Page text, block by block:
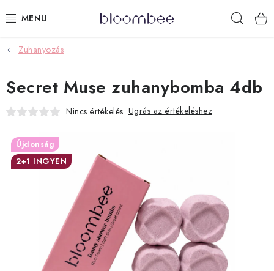
tartalomhoz
KÁDFÜRDŐZÉS
AJÁNDÉKCSOMAGOK
ZUHANYOZÁS
ILLATGYERTYÁK ÉS VIASZOK
LIMITÁLT TERMÉKEK
LÉPJ VELÜNK KAPCSOLATBA
Zuhanyozás
Secret Muse zuhanybomba 4db
Nincs értékelés Ugrás az értékeléshez
Újdonság
2+1 INGYEN